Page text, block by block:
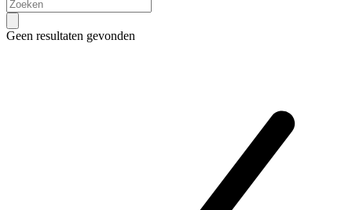
Geen resultaten gevonden